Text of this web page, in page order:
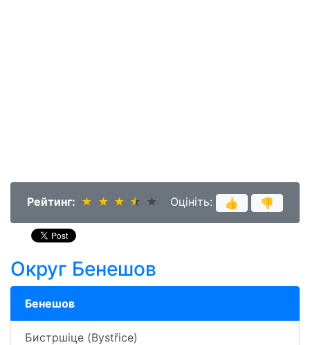
Рейтинг: ★ ★ ★ ★ ★
★ ★ ★ ★ ★ Оцініть: 👍 👎
Округ Бенешов
Бенешов
Бистршіце (Bystřice)